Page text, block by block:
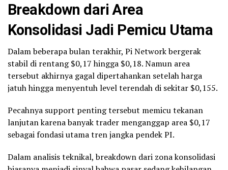
Breakdown dari Area
Konsolidasi Jadi Pemicu Utama
Dalam beberapa bulan terakhir, Pi Network bergerak
stabil di rentang $0,17 hingga $0,18. Namun area
tersebut akhirnya gagal dipertahankan setelah harga
jatuh hingga menyentuh level terendah di sekitar $0,155.
Pecahnya support penting tersebut memicu tekanan
lanjutan karena banyak trader menganggap area $0,17
sebagai fondasi utama tren jangka pendek PI.
Dalam analisis teknikal, breakdown dari zona konsolidasi